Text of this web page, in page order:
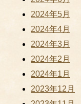
2024年5月
2024年4月
2024年3月
2024年2月
2024年1月
2023年12月